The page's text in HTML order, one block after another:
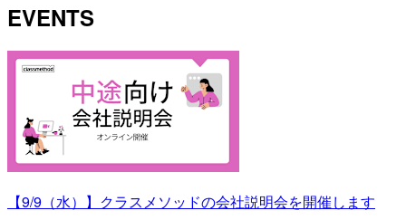
EVENTS
【9/9（水）】クラスメソッドの会社説明会を開催します